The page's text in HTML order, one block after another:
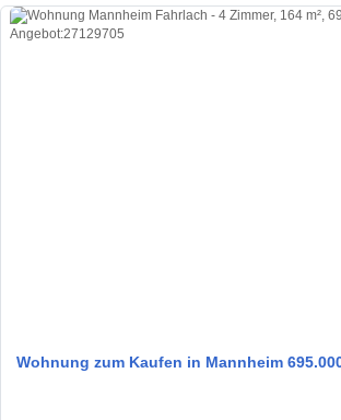
Wohnung zum Kaufen in Mannheim